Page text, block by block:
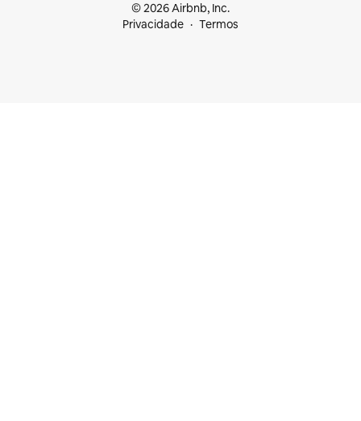
© 2026 Airbnb, Inc.
Privacidade
Termos